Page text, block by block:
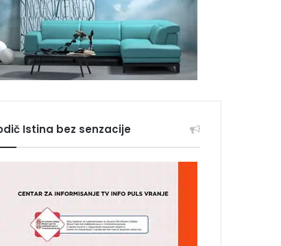
Istina bez senzacije